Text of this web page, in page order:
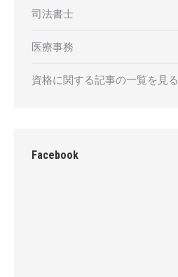
司法書士
医療事務
資格に関する記事の一覧を見る
Facebook